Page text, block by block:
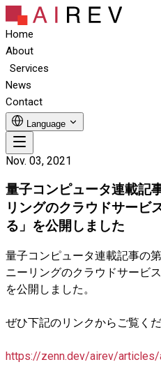
Home
About
Services
News
Contact
Language
Nov. 03, 2021
量子コンピュータ連載記
リングのクラウドサービ
る」を公開しました
量子コンピュータ連載記事の
ニーリングのクラウドサービ
を公開しました。
ぜひ下記のリンクからご覧くだ
https://zenn.dev/airev/articles/